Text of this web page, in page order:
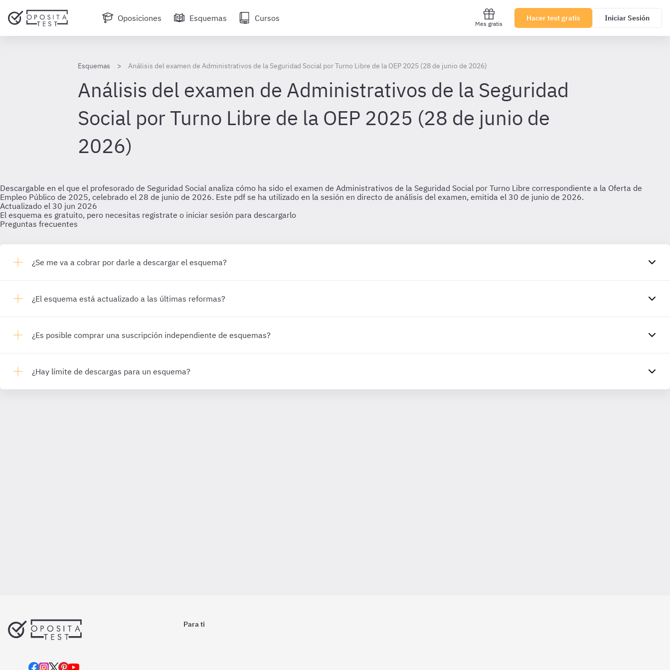
Oposiciones Esquemas Cursos
Mes gratis
Hacer test gratis Iniciar Sesión
Esquemas Análisis del examen de Administrativos de la Seguridad Social por Turno Libre de la OEP 2025 (28 de junio de 2026)
Análisis del examen de Administrativos de la Seguridad
Social por Turno Libre de la OEP 2025 (28 de junio de
2026)
Descargable en el que el profesorado de Seguridad Social analiza cómo ha sido el examen de Administrativos de la Seguridad Social por Turno Libre correspondiente a la Oferta de
Empleo Público de 2025, celebrado el 28 de junio de 2026. Este pdf se ha utilizado en la sesión en directo de análisis del examen, emitida el 30 de junio de 2026.
Actualizado el 30 jun 2026
El esquema es gratuito, pero necesitas registrate o iniciar sesión para descargarlo
Preguntas frecuentes
¿Se me va a cobrar por darle a descargar el esquema?
¿El esquema está actualizado a las últimas reformas?
¿Es posible comprar una suscripción independiente de esquemas?
¿Hay límite de descargas para un esquema?
Para ti